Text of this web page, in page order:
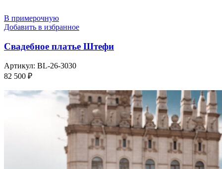
В примерочную
Добавить в избранное
Свадебное платье Штефи
Артикул: BL-26-3030
82 500 ₽